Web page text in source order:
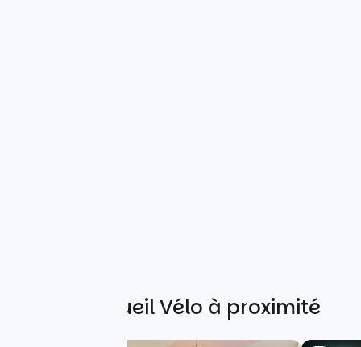
Autres Accueil Vélo à proximité